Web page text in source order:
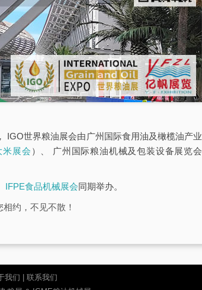
IGO世界粮油展会由广州国际食用油及橄榄油产业
米展会 ）、 广州国际粮油机械及包装设备展览会
IFPE食品机械展会同期举办。
约，不见不散！
我们
联系我们